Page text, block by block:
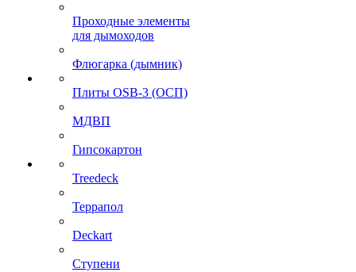
Проходные элементы
для дымоходов
Флюгарка (дымник)
Плиты OSB-3 (ОСП)
МДВП
Гипсокартон
Treedeck
Террапол
Deckart
Ступени